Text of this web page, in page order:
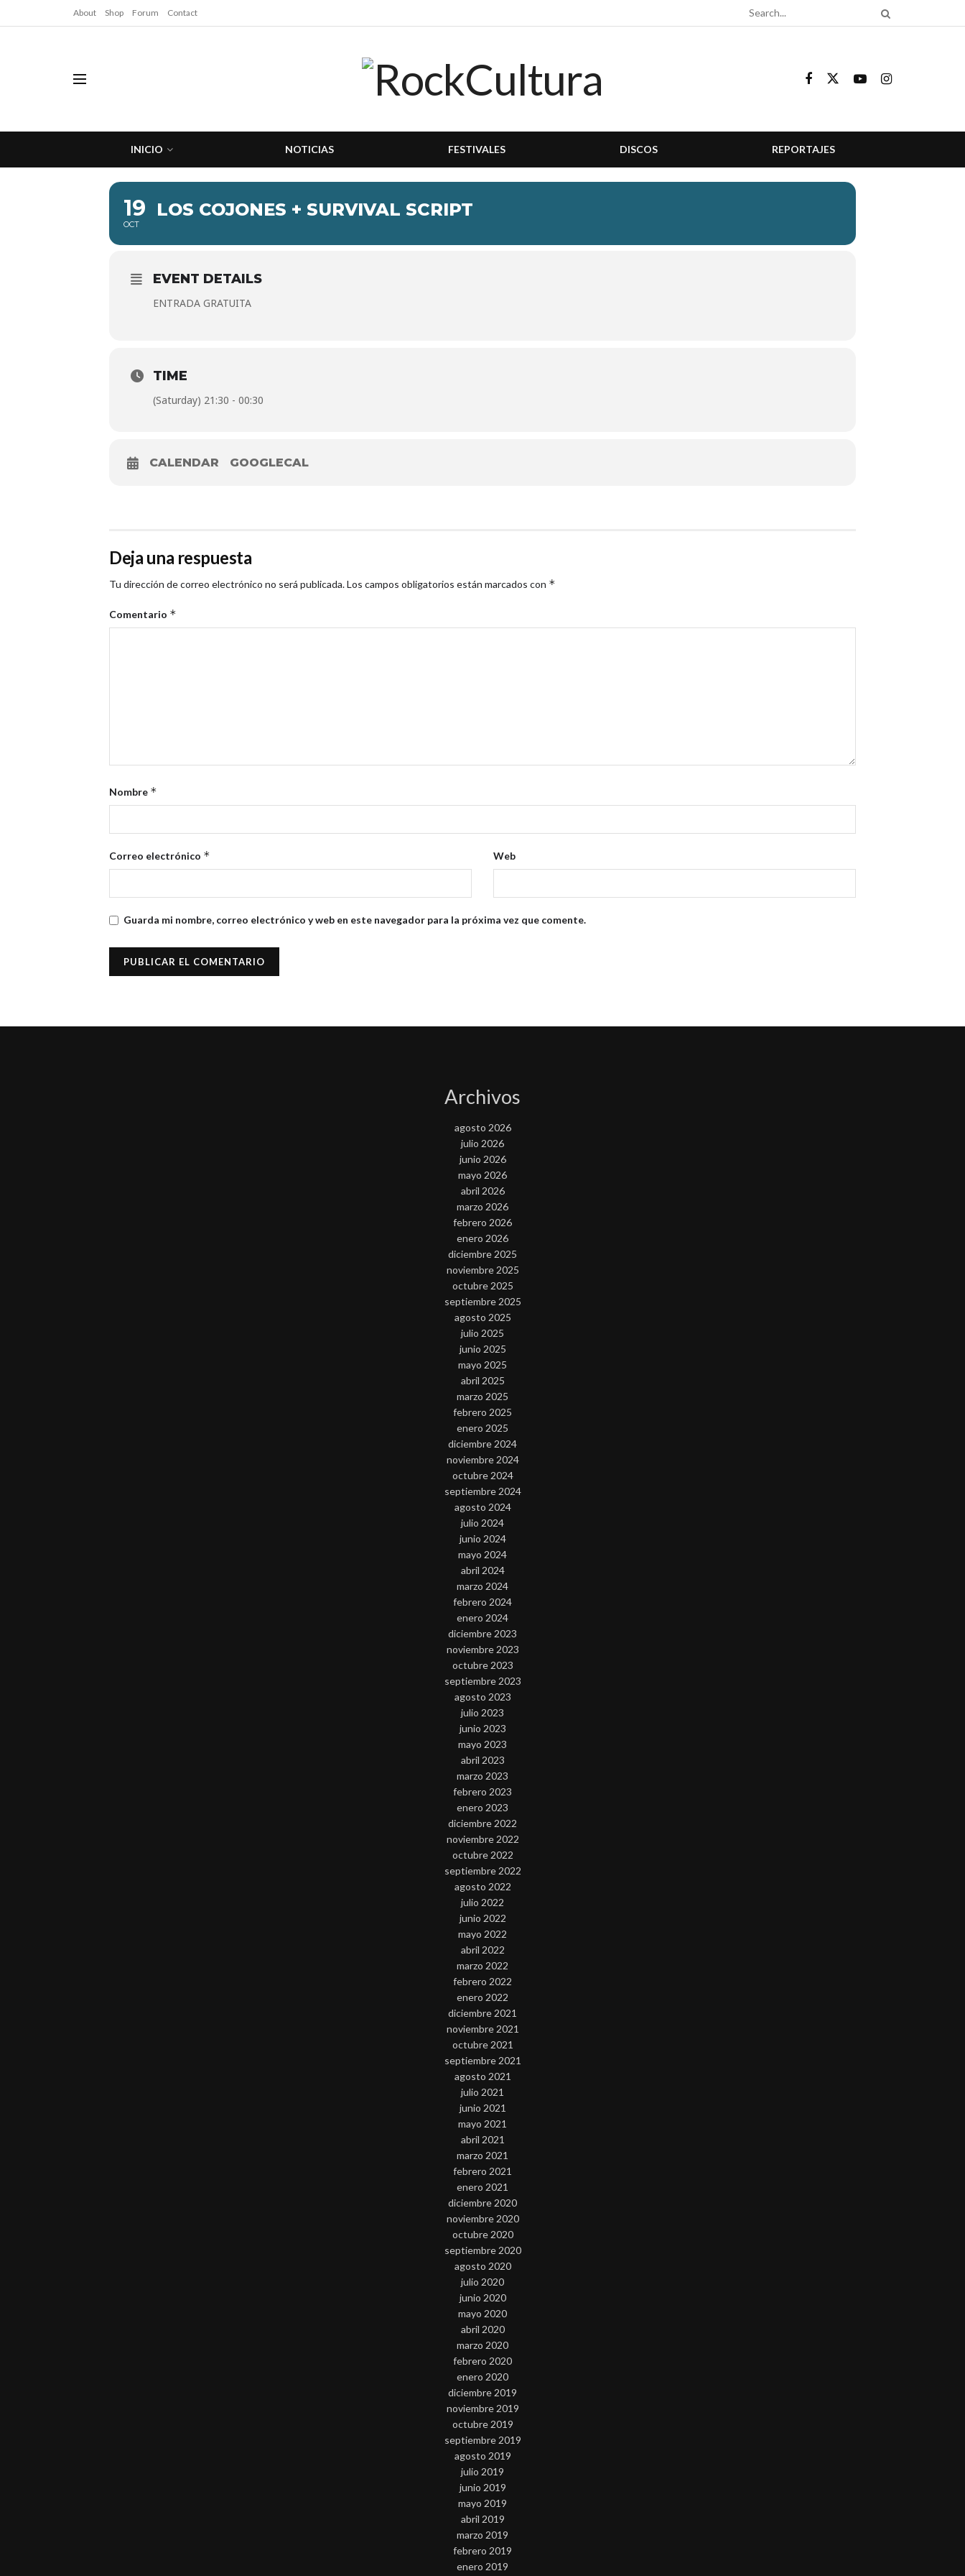
About Shop Forum Contact
INICIO NOTICIAS FESTIVALES DISCOS REPORTAJES
19
OCT
LOS COJONES + SURVIVAL SCRIPT
EVENT DETAILS
ENTRADA GRATUITA
TIME
(Saturday) 21:30 - 00:30
CALENDAR GOOGLECAL
Deja una respuesta
Tu dirección de correo electrónico no será publicada.Los campos obligatorios están marcados con *
Comentario *
Nombre *
Correo electrónico * Web
Guarda mi nombre, correo electrónico y web en este navegador para la próxima vez que comente.
Archivos
agosto 2026
julio 2026
junio 2026
mayo 2026
abril 2026
marzo 2026
febrero 2026
enero 2026
diciembre 2025
noviembre 2025
octubre 2025
septiembre 2025
agosto 2025
julio 2025
junio 2025
mayo 2025
abril 2025
marzo 2025
febrero 2025
enero 2025
diciembre 2024
noviembre 2024
octubre 2024
septiembre 2024
agosto 2024
julio 2024
junio 2024
mayo 2024
abril 2024
marzo 2024
febrero 2024
enero 2024
diciembre 2023
noviembre 2023
octubre 2023
septiembre 2023
agosto 2023
julio 2023
junio 2023
mayo 2023
abril 2023
marzo 2023
febrero 2023
enero 2023
diciembre 2022
noviembre 2022
octubre 2022
septiembre 2022
agosto 2022
julio 2022
junio 2022
mayo 2022
abril 2022
marzo 2022
febrero 2022
enero 2022
diciembre 2021
noviembre 2021
octubre 2021
septiembre 2021
agosto 2021
julio 2021
junio 2021
mayo 2021
abril 2021
marzo 2021
febrero 2021
enero 2021
diciembre 2020
noviembre 2020
octubre 2020
septiembre 2020
agosto 2020
julio 2020
junio 2020
mayo 2020
abril 2020
marzo 2020
febrero 2020
enero 2020
diciembre 2019
noviembre 2019
octubre 2019
septiembre 2019
agosto 2019
julio 2019
junio 2019
mayo 2019
abril 2019
marzo 2019
febrero 2019
enero 2019